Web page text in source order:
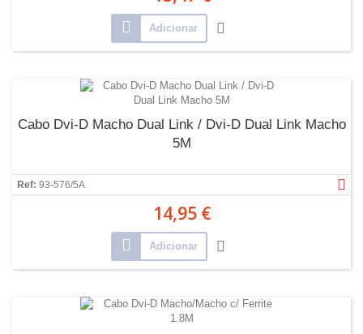
Adicionar
Cabo Dvi-D Macho Dual Link / Dvi-D Dual Link Macho
5M
Ref: 93-576/5A
14,95 €
Adicionar